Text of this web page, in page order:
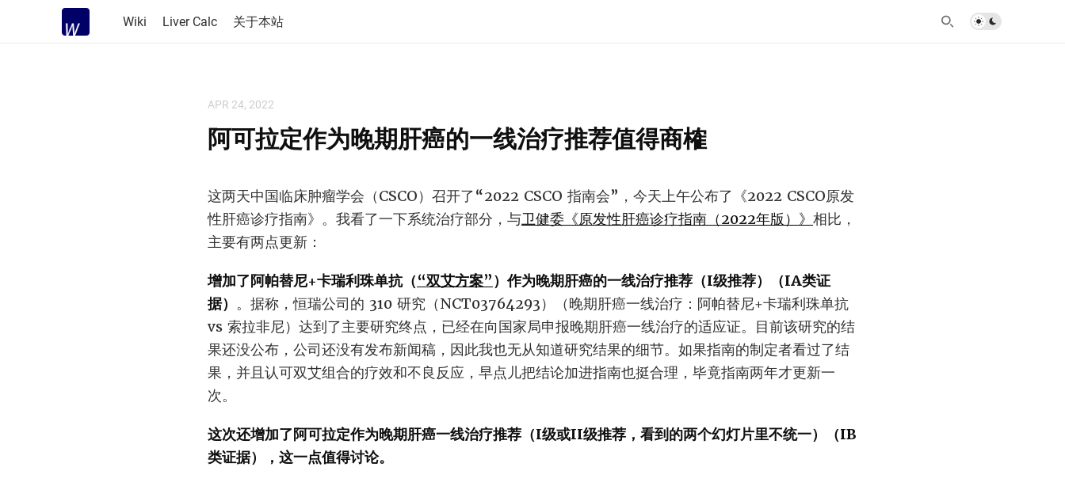
Wiki Liver Calc 关于本站
APR 24, 2022
阿可拉定作为晚期肝癌的一线治疗推荐值得商榷
这两天中国临床肿瘤学会（CSCO）召开了“2022 CSCO 指南会”，今天上午公布了《2022 CSCO原发
性肝癌诊疗指南》。我看了一下系统治疗部分，与卫健委《原发性肝癌诊疗指南（2022年版）》 相比，
主要有两点更新：
增加了阿帕替尼+卡瑞利珠单抗（“双艾方案”）作为晚期肝癌的一线治疗推荐（I级推荐）（IA类证
据） 。据称，恒瑞公司的 310 研究（NCT03764293）（晚期肝癌一线治疗：阿帕替尼+卡瑞利珠单抗
vs 索拉非尼）达到了主要研究终点，已经在向国家局申报晚期肝癌一线治疗的适应证。目前该研究的结
果还没公布，公司还没有发布新闻稿，因此我也无从知道研究结果的细节。如果指南的制定者看过了结
果，并且认可双艾组合的疗效和不良反应，早点儿把结论加进指南也挺合理，毕竟指南两年才更新一
次。
这次还增加了阿可拉定作为晚期肝癌一线治疗推荐（I级或II级推荐，看到的两个幻灯片里不统一）（IB
类证据），这一点值得讨论。